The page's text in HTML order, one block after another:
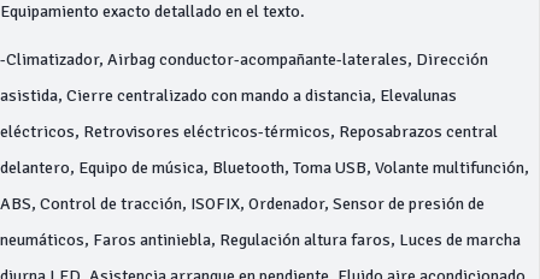
Equipamiento exacto detallado en el texto.
-Climatizador, Airbag conductor-acompañante-laterales, Dirección
asistida, Cierre centralizado con mando a distancia, Elevalunas
eléctricos, Retrovisores eléctricos-térmicos, Reposabrazos central
delantero, Equipo de música, Bluetooth, Toma USB, Volante multifunción,
ABS, Control de tracción, ISOFIX, Ordenador, Sensor de presión de
neumáticos, Faros antiniebla, Regulación altura faros, Luces de marcha